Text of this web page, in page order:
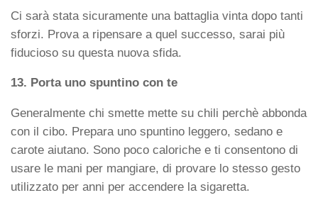
Ci sarà stata sicuramente una battaglia vinta dopo tanti
sforzi. Prova a ripensare a quel successo, sarai più
fiducioso su questa nuova sfida.
13. Porta uno spuntino con te
Generalmente chi smette mette su chili perchè abbonda
con il cibo. Prepara uno spuntino leggero, sedano e
carote aiutano. Sono poco caloriche e ti consentono di
usare le mani per mangiare, di provare lo stesso gesto
utilizzato per anni per accendere la sigaretta.